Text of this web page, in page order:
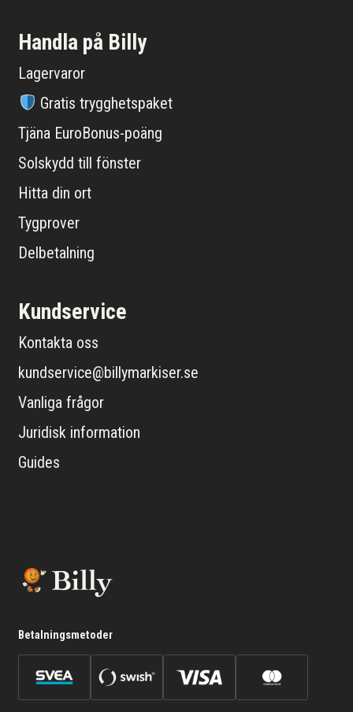
Handla på Billy
Lagervaror
Gratis trygghetspaket
Tjäna EuroBonus-poäng
Solskydd till fönster
Hitta din ort
Tygprover
Delbetalning
Kundservice
Kontakta oss
kundservice@billymarkiser.se
Vanliga frågor
Juridisk information
Guides
Betalningsmetoder